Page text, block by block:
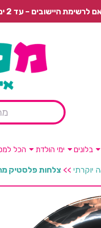
למוצרים ממותגים. משלוח רגיל בתשלום או איסוף עצמי חינם.
בלונים ימי הולדת הכל
יוקרתי >> צלחות פלסטיק